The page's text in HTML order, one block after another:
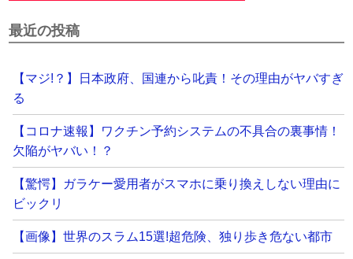
最近の投稿
【マジ!？】日本政府、国連から叱責！その理由がヤバすぎ
る
【コロナ速報】ワクチン予約システムの不具合の裏事情！
欠陥がヤバい！？
【驚愕】ガラケー愛用者がスマホに乗り換えしない理由に
ビックリ
【画像】世界のスラム15選!超危険、独り歩き危ない都市